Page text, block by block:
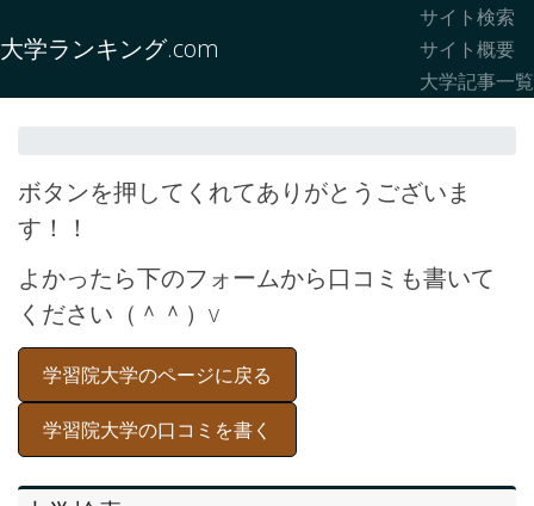
大学ランキング.com
サイト検索
サイト概要
大学記事一覧
ボタンを押してくれてありがとうございま
す！！
よかったら下のフォームから口コミも書いて
ください（＾＾）v
学習院大学のページに戻る
学習院大学の口コミを書く